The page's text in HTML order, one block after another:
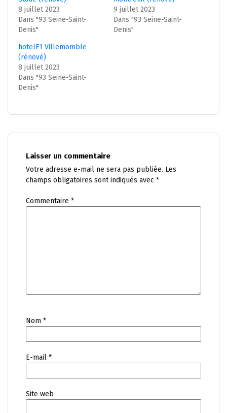
8 juillet 2023
Dans "93 Seine-Saint-
Denis"
9 juillet 2023
Dans "93 Seine-Saint-
Denis"
hotelF1 Villemomble
(rénové)
8 juillet 2023
Dans "93 Seine-Saint-
Denis"
Laisser un commentaire
Votre adresse e-mail ne sera pas publiée. Les
champs obligatoires sont indiqués avec *
Commentaire *
Nom *
E-mail *
Site web